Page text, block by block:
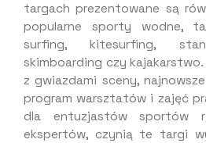
targach prezentowane są
popularne sporty wodne,
surfing, kitesurfing,
skimboarding czy
z gwiazdami sceny,
program warsztatów i zajęć
dla entuzjastów sportów
ekspertów, czynią te targi